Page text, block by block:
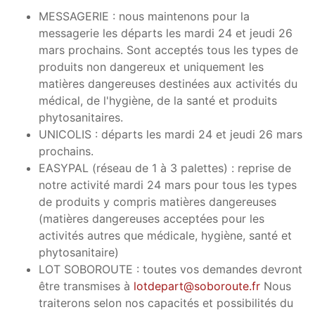
MESSAGERIE : nous maintenons pour la
messagerie les départs les mardi 24 et jeudi 26
mars prochains. Sont acceptés tous les types de
produits non dangereux et uniquement les
matières dangereuses destinées aux activités du
médical, de l'hygiène, de la santé et produits
phytosanitaires.
UNICOLIS : départs les mardi 24 et jeudi 26 mars
prochains.
EASYPAL (réseau de 1 à 3 palettes) : reprise de
notre activité mardi 24 mars pour tous les types
de produits y compris matières dangereuses
(matières dangereuses acceptées pour les
activités autres que médicale, hygiène, santé et
phytosanitaire)
LOT SOBOROUTE : toutes vos demandes devront
être transmises à lotdepart@soboroute.fr Nous
traiterons selon nos capacités et possibilités du